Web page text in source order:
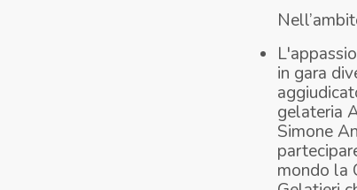
in gara
gelateria
Simone
mondo la